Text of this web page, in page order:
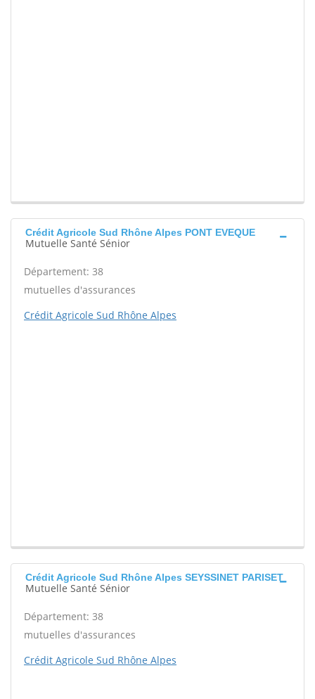
Crédit Agricole Sud Rhône Alpes PONT EVEQUE
Mutuelle Santé Sénior
Département: 38
mutuelles d'assurances
Crédit Agricole Sud Rhône Alpes
Crédit Agricole Sud Rhône Alpes SEYSSINET PARISET
Mutuelle Santé Sénior
Département: 38
mutuelles d'assurances
Crédit Agricole Sud Rhône Alpes